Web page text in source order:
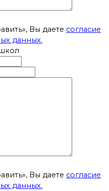
Вы даете согласие
данных.
Вы даете согласие
данных.